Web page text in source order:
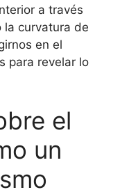
a través
la curvatura de
en el
para revelar lo
el
un